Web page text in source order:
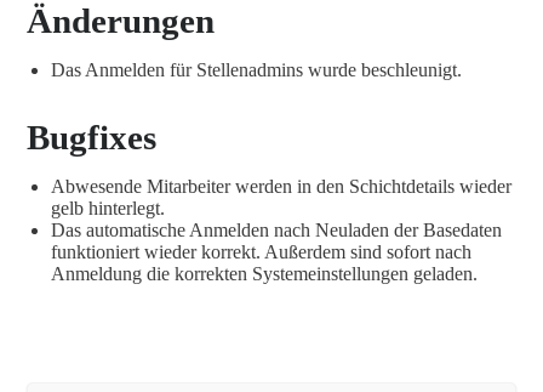
Änderungen
Das Anmelden für Stellenadmins wurde beschleunigt.
Bugfixes
Abwesende Mitarbeiter werden in den Schichtdetails wieder
gelb hinterlegt.
Das automatische Anmelden nach Neuladen der Basedaten
funktioniert wieder korrekt. Außerdem sind sofort nach
Anmeldung die korrekten Systemeinstellungen geladen.